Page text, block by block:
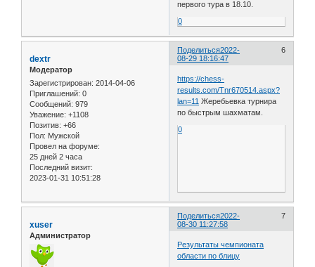
первого тура в 18.10.
0
Поделиться 6
2022-
08-29 18:16:47
dextr
Модератор
Зарегистрирован: 2014-04-06
Приглашений: 0
Сообщений: 979
Уважение: +1108
Позитив: +66
Пол: Мужской
Провел на форуме:
25 дней 2 часа
Последний визит:
2023-01-31 10:51:28
https://chess-
results.com/Tnr670514.aspx?
lan=11 Жеребьевка турнира
по быстрым шахматам.
0
Поделиться 7
2022-
08-30 11:27:58
xuser
Администратор
Результаты чемпионата
области по блицу